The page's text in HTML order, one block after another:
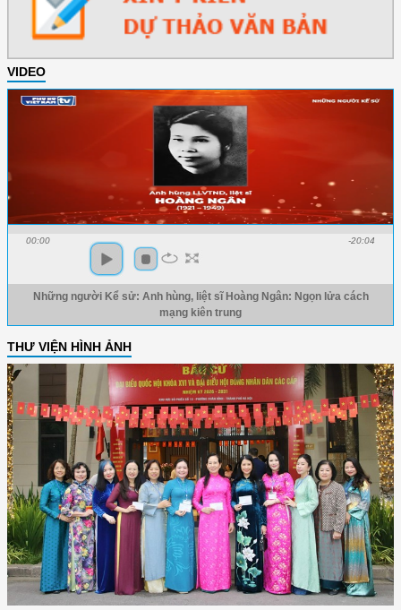
VIDEO
00:00 -20:04
Những người Kể sử: Anh hùng, liệt sĩ Hoàng Ngân: Ngọn lửa cách
mạng kiên trung
THƯ VIỆN HÌNH ẢNH